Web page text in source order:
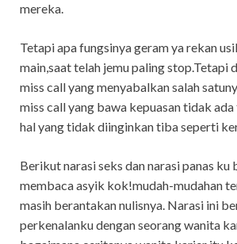
mereka.
Tetapi apa fungsinya geram ya rekan
main,saat telah jemu paling stop.Tetapi
miss call yang menyabalkan salah
miss call yang bawa kepuasan tidak
hal yang tidak diinginkan tiba seperti
Berikut narasi seks dan narasi panas ku
membaca asyik kok!mudah-mudahan
masih berantakan nulisnya. Narasi ini
perkenalanku dengan seorang wanita